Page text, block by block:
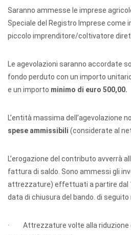
Saranno ammesse le imprese
Speciale del Registro Imprese come
piccolo imprenditore/coltivatore
Le agevolazioni saranno accordate
fondo perduto con un importo
e un importo minimo di euro 500,00.
L’entità massima dell’agevolazione
spese ammissibili (considerate al
L’erogazione del contributo avverrà
fattura di saldo. Sono ammessi gli
attrezzature) effettuati a partire dal
data di chiusura del bando. di
· Attrezzature volte alla riduzione